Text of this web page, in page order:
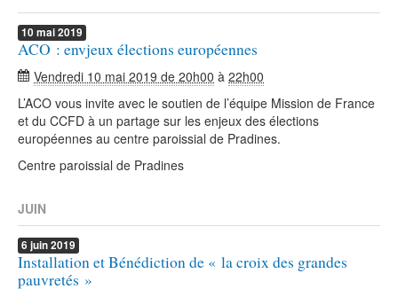
10 mai2019
ACO : envjeux élections européennes
Vendredi 10 mai 2019 de 20h00 à 22h00
L’ACO vous invite avec le soutien de l’équipe Mission de France
et du CCFD à un partage sur les enjeux des élections
européennes au centre paroissial de Pradines.
Centre paroissial de Pradines
JUIN
6 juin2019
Installation et Bénédiction de « la croix des grandes
pauvretés »